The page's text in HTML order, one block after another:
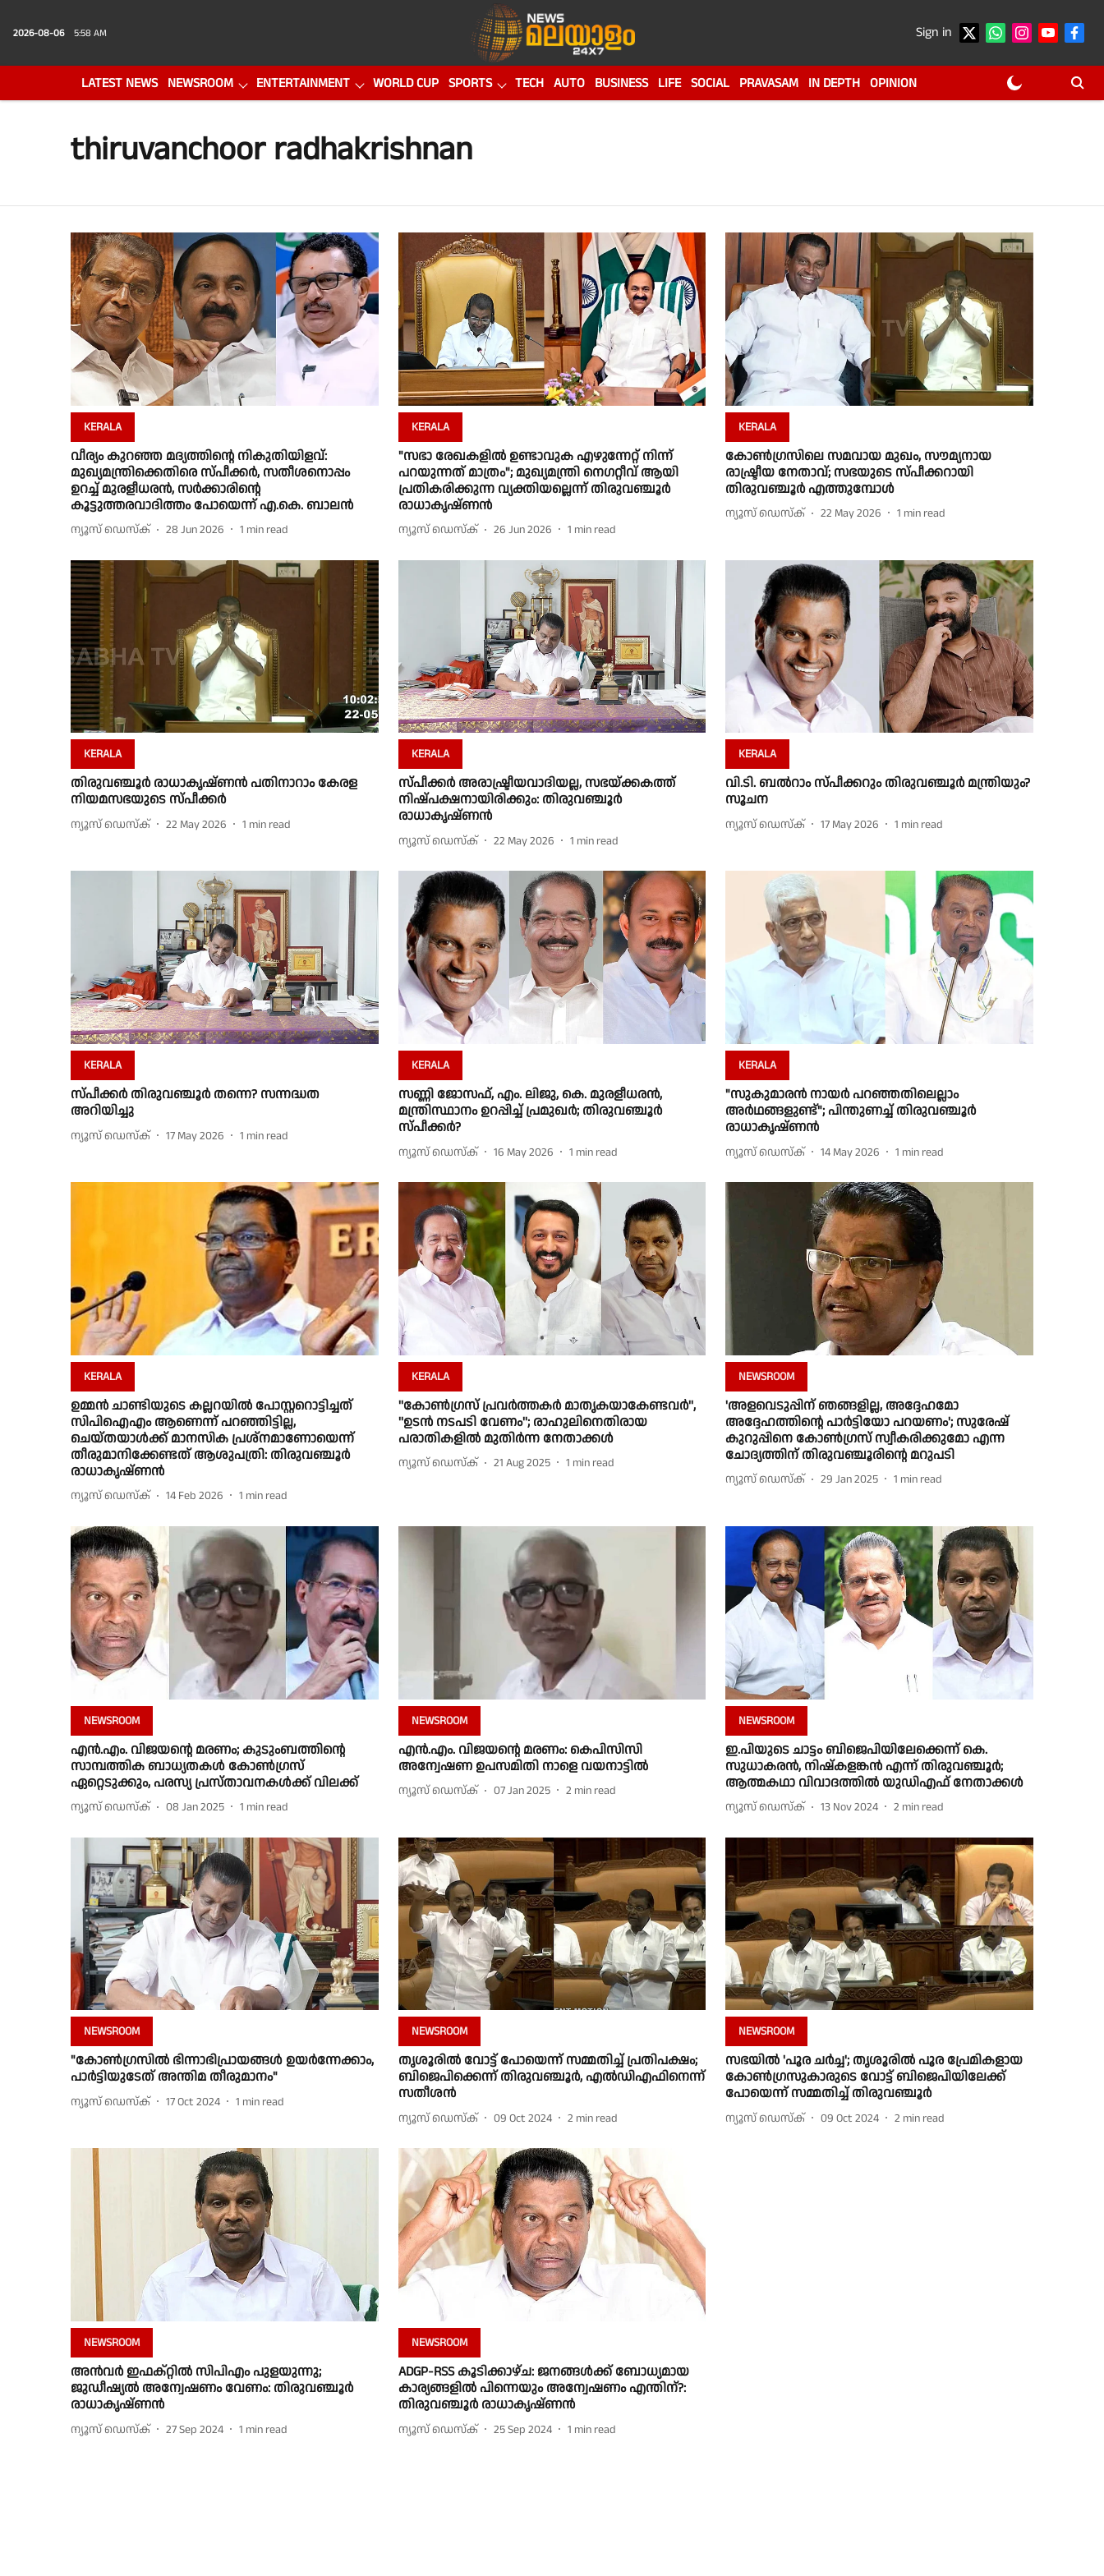
2026-08-06 5:58 AM Sign in
LATEST NEWS NEWSROOM ENTERTAINMENT WORLD CUP SPORTS TECH AUTO BUSINESS LIFE SOCIAL PRAVASAM IN DEPTH OPINION
thiruvanchoor radhakrishnan
KERALA
വീര്യം കുറഞ്ഞ മദ്യത്തിൻ്റെ നികുതിയിളവ്:
മുഖ്യമന്ത്രിക്കെതിരെ സ്പീക്കർ, സതീശനൊപ്പം
ഉറച്ച് മുരളീധരൻ, സർക്കാരിൻ്റെ
കൂട്ടുത്തരവാദിത്തം പോയെന്ന് എ.കെ. ബാലൻ
ന്യൂസ് ഡെസ്ക് 28 Jun 2026 1 min read
KERALA
"സഭാ രേഖകളിൽ ഉണ്ടാവുക എഴുന്നേറ്റ് നിന്ന്
പറയുന്നത് മാത്രം"; മുഖ്യമന്ത്രി നെഗറ്റീവ് ആയി
പ്രതികരിക്കുന്ന വ്യക്തിയല്ലെന്ന് തിരുവഞ്ചൂർ
രാധാകൃഷ്ണൻ
ന്യൂസ് ഡെസ്ക് 26 Jun 2026 1 min read
KERALA
കോണ്‍ഗ്രസിലെ സമവായ മുഖം, സൗമ്യനായ
രാഷ്ട്രീയ നേതാവ്; സഭയുടെ സ്പീക്കറായി
തിരുവഞ്ചൂര്‍ എത്തുമ്പോള്‍
ന്യൂസ് ഡെസ്ക് 22 May 2026 1 min read
KERALA
തിരുവഞ്ചൂർ രാധാകൃഷ്ണൻ പതിനാറാം കേരള
നിയമസഭയുടെ സ്പീക്കർ
ന്യൂസ് ഡെസ്ക് 22 May 2026 1 min read
KERALA
സ്പീക്കര്‍ അരാഷ്ട്രീയവാദിയല്ല, സഭയ്ക്കകത്ത്
നിഷ്പക്ഷനായിരിക്കും: തിരുവഞ്ചൂര്‍
രാധാകൃഷ്ണന്‍
ന്യൂസ് ഡെസ്ക് 22 May 2026 1 min read
KERALA
വി.ടി. ബൽറാം സ്പീക്കറും തിരുവഞ്ചൂർ മന്ത്രിയും?
സൂചന
ന്യൂസ് ഡെസ്ക് 17 May 2026 1 min read
KERALA
സ്പീക്കർ തിരുവഞ്ചൂർ തന്നെ? സന്നദ്ധത
അറിയിച്ചു
ന്യൂസ് ഡെസ്ക് 17 May 2026 1 min read
KERALA
സണ്ണി ജോസഫ്, എം. ലിജു, കെ. മുരളീധരൻ,
മന്ത്രിസ്ഥാനം ഉറപ്പിച്ച് പ്രമുഖർ; തിരുവഞ്ചൂർ
സ്‌പീക്കർ?
ന്യൂസ് ഡെസ്ക് 16 May 2026 1 min read
KERALA
"സുകുമാരൻ നായർ പറഞ്ഞതിലെല്ലാം
അർഥങ്ങളുണ്ട്"; പിന്തുണച്ച് തിരുവഞ്ചൂർ
രാധാകൃഷ്ണൻ
ന്യൂസ് ഡെസ്ക് 14 May 2026 1 min read
KERALA
ഉമ്മൻ ചാണ്ടിയുടെ കല്ലറയിൽ പോസ്റ്ററൊട്ടിച്ചത്
സിപിഐഎം ആണെന്ന് പറഞ്ഞിട്ടില്ല,
ചെയ്തയാൾക്ക് മാനസിക പ്രശ്നമാണോയെന്ന്
തീരുമാനിക്കേണ്ടത് ആശുപത്രി: തിരുവഞ്ചൂർ
രാധാകൃഷ്ണൻ
ന്യൂസ് ഡെസ്ക് 14 Feb 2026 1 min read
KERALA
''കോണ്‍ഗ്രസ് പ്രവര്‍ത്തകര്‍ മാതൃകയാകേണ്ടവര്‍'',
''ഉടൻ നടപടി വേണം''; രാഹുലിനെതിരായ
പരാതികളില്‍ മുതിര്‍ന്ന നേതാക്കള്‍
ന്യൂസ് ഡെസ്ക് 21 Aug 2025 1 min read
NEWSROOM
'അളവെടുപ്പിന് ഞങ്ങളില്ല, അദ്ദേഹമോ
അദ്ദേഹത്തിന്റെ പാർട്ടിയോ പറയണം'; സുരേഷ്
കുറുപ്പിനെ കോൺഗ്രസ് സ്വീകരിക്കുമോ എന്ന
ചോദ്യത്തിന് തിരുവഞ്ചൂരിൻ്റെ മറുപടി
ന്യൂസ് ഡെസ്ക് 29 Jan 2025 1 min read
NEWSROOM
എൻ.എം. വിജയൻ്റെ മരണം; കുടുംബത്തിൻ്റെ
സാമ്പത്തിക ബാധ്യതകൾ കോൺഗ്രസ്
ഏറ്റെടുക്കും, പരസ്യ പ്രസ്താവനകൾക്ക് വിലക്ക്
ന്യൂസ് ഡെസ്ക് 08 Jan 2025 1 min read
NEWSROOM
എൻ.എം. വിജയൻ്റെ മരണം: കെപിസിസി
അന്വേഷണ ഉപസമിതി നാളെ വയനാട്ടിൽ
ന്യൂസ് ഡെസ്ക് 07 Jan 2025 2 min read
NEWSROOM
ഇ.പിയുടെ ചാട്ടം ബിജെപിയിലേക്കെന്ന് കെ.
സുധാകരന്‍, നിഷ്‌കളങ്കന്‍ എന്ന് തിരുവഞ്ചൂര്‍;
ആത്മകഥാ വിവാദത്തില്‍ യുഡിഎഫ് നേതാക്കള്‍
ന്യൂസ് ഡെസ്ക് 13 Nov 2024 2 min read
NEWSROOM
"കോൺഗ്രസിൽ ഭിന്നാഭിപ്രായങ്ങൾ ഉയർന്നേക്കാം,
പാർട്ടിയുടേത് അന്തിമ തീരുമാനം"
ന്യൂസ് ഡെസ്ക് 17 Oct 2024 1 min read
NEWSROOM
തൃശൂരില്‍ വോട്ട് പോയെന്ന് സമ്മതിച്ച് പ്രതിപക്ഷം;
ബിജെപിക്കെന്ന് തിരുവഞ്ചൂര്‍, എല്‍ഡിഎഫിനെന്ന്
സതീശന്‍
ന്യൂസ് ഡെസ്ക് 09 Oct 2024 2 min read
NEWSROOM
സഭയില്‍ 'പൂര ചര്‍ച്ച'; തൃശൂരില്‍ പൂര പ്രേമികളായ
കോണ്‍ഗ്രസുകാരുടെ വോട്ട് ബിജെപിയിലേക്ക്
പോയെന്ന് സമ്മതിച്ച് തിരുവഞ്ചൂര്‍
ന്യൂസ് ഡെസ്ക് 09 Oct 2024 2 min read
NEWSROOM
അൻവർ ഇഫക്റ്റിൽ സിപിഎം പുളയുന്നു;
ജുഡീഷ്യൽ അന്വേഷണം വേണം: തിരുവഞ്ചൂർ
രാധാകൃഷ്ണൻ
ന്യൂസ് ഡെസ്ക് 27 Sep 2024 1 min read
NEWSROOM
ADGP-RSS കൂടിക്കാഴ്ച: ജനങ്ങൾക്ക് ബോധ്യമായ
കാര്യങ്ങളിൽ പിന്നെയും അന്വേഷണം എന്തിന്?:
തിരുവഞ്ചൂർ രാധാകൃഷ്ണൻ
ന്യൂസ് ഡെസ്ക് 25 Sep 2024 1 min read